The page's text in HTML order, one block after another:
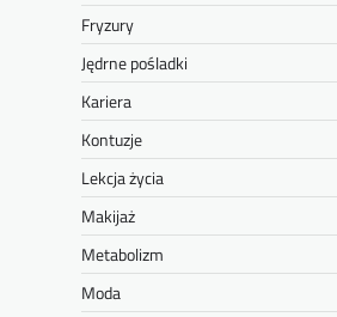
Fryzury
Jędrne pośladki
Kariera
Kontuzje
Lekcja życia
Makijaż
Metabolizm
Moda